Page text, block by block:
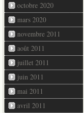
octobre 2020
mars 2020
novembre 2011
août 2011
juillet 2011
juin 2011
mai 2011
avril 2011